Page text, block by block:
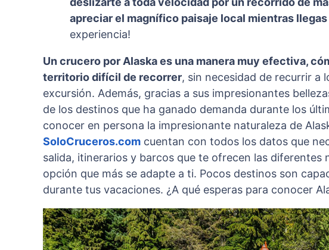
apreciar el magnífico paisaje local mientras
experiencia!
Un crucero por Alaska es una manera muy efectiva,
territorio difícil de recorrer, sin necesidad de recurrir a
excursión. Además, gracias a sus impresionantes
de los destinos que ha ganado demanda durante los
conocer en persona la impresionante naturaleza de
SoloCruceros.com cuentan con todos los datos que
salida, itinerarios y barcos que te ofrecen las diferentes
opción que más se adapte a ti. Pocos destinos son
durante tus vacaciones. ¿A qué esperas para conocer